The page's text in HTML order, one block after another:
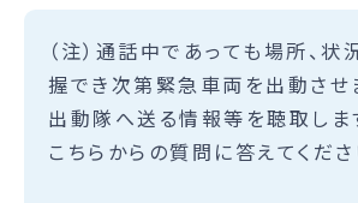
（注）通話中であっても場所、状
握でき次第緊急車両を出動させ
出動隊へ送る情報等を聴取しま
こちらからの質問に答えてくださ